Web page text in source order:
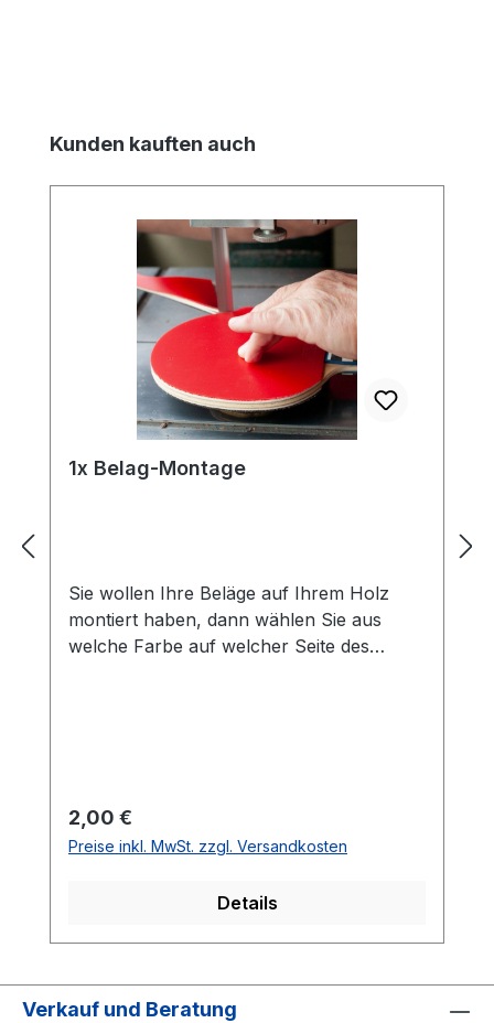
Produktgalerie überspringen
Kunden kauften auch
1x Belag-Montage
Sie wollen Ihre Beläge auf Ihrem Holz
montiert haben, dann wählen Sie aus
welche Farbe auf welcher Seite des
inklusive.Bei den Komplettschläger
müssen Sie KEINE Belag-Montage mit in
Regulärer Preis:
2,00 €
Preise inkl. MwSt. zzgl. Versandkosten
Details
Verkauf und Beratung